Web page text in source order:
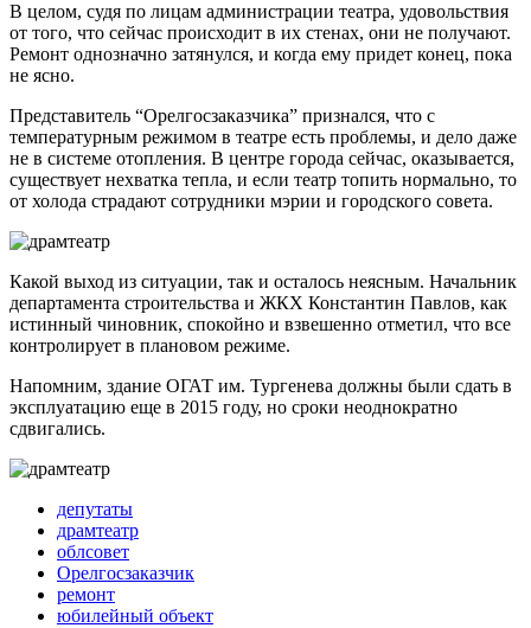
В целом, судя по лицам администрации театра, удовольствия
от того, что сейчас происходит в их стенах, они не получают.
Ремонт однозначно затянулся, и когда ему придет конец, пока
не ясно.
Представитель “Орелгосзаказчика” признался, что с
температурным режимом в театре есть проблемы, и дело даже
не в системе отопления. В центре города сейчас, оказывается,
существует нехватка тепла, и если театр топить нормально, то
от холода страдают сотрудники мэрии и городского совета.
Какой выход из ситуации, так и осталось неясным. Начальник
департамента строительства и ЖКХ Константин Павлов, как
истинный чиновник, спокойно и взвешенно отметил, что все
контролирует в плановом режиме.
Напомним, здание ОГАТ им. Тургенева должны были сдать в
эксплуатацию еще в 2015 году, но сроки неоднократно
сдвигались.
депутаты
драмтеатр
облсовет
Орелгосзаказчик
ремонт
юбилейный объект